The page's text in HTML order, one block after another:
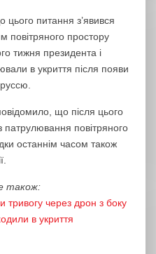
цього питання з’явився
повітряного простору
тижня президента і
в укриття після появи
що після цього
повітряного
останнім часом також
також:
тривогу через дрон з боку
в укриття